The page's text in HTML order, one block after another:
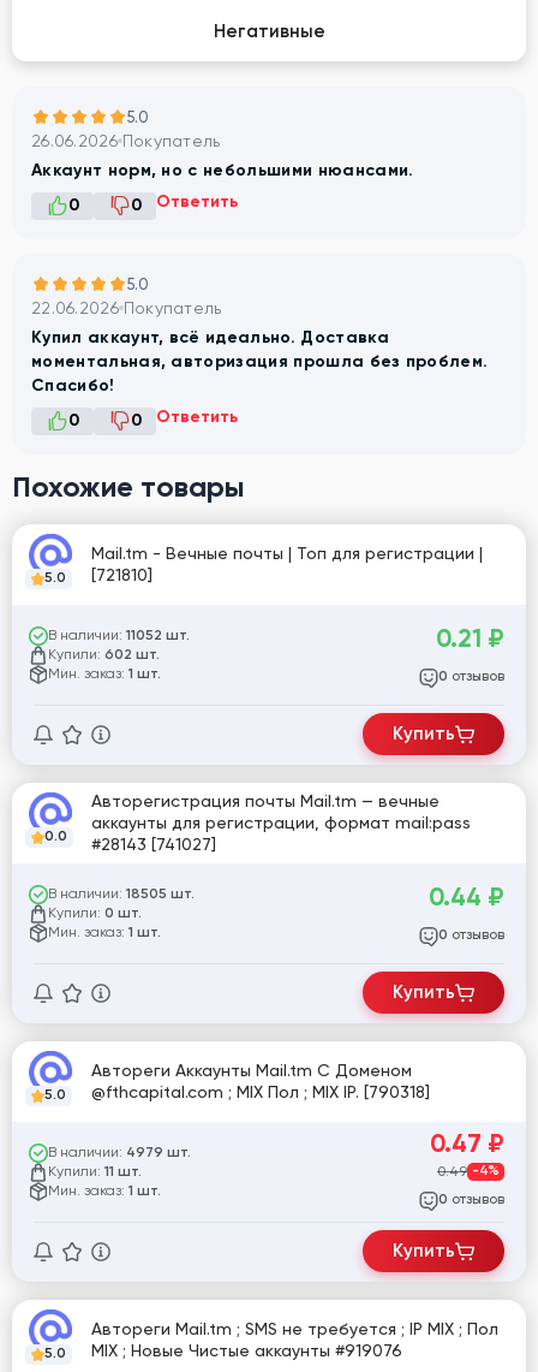
Негативные
5.0
26.06.2026 Покупатель
Аккаунт норм, но с небольшими нюансами.
0
0 Ответить
5.0
22.06.2026 Покупатель
Купил аккаунт, всё идеально. Доставка
моментальная, авторизация прошла без проблем.
Спасибо!
0
0 Ответить
Похожие товары
5.0
Mail.tm - Вечные почты | Топ для регистрации |
[721810]
В наличии: 11052 шт.
Купили: 602 шт.
Мин. заказ: 1 шт.
0.21 ₽
0 отзывов
Купить
0.0
Авторегистрация почты Mail.tm — вечные
аккаунты для регистрации, формат mail:pass
#28143 [741027]
В наличии: 18505 шт.
Купили: 0 шт.
Мин. заказ: 1 шт.
0.44 ₽
0 отзывов
Купить
5.0
Автореги Аккаунты Mail.tm С Доменом
@fthcapital.com ; MIX Пол ; MIX IP. [790318]
В наличии: 4979 шт.
Купили: 11 шт.
Мин. заказ: 1 шт.
0.47 ₽
0.49 -4%
0 отзывов
Купить
5.0
Автореги Mail.tm ; SMS не требуется ; IP MIX ; Пол
MIX ; Новые Чистые аккаунты #919076